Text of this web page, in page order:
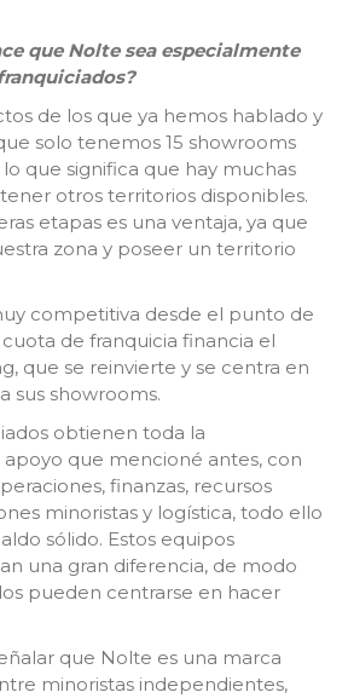
que Nolte sea especialmente
de los que ya hemos hablado y
solo tenemos 15 showrooms
que significa que hay muchas
otros territorios disponibles.
etapas es una ventaja, ya que
zona y poseer un territorio
competitiva desde el punto de
de franquicia financia el
que se reinvierte y se centra en
sus showrooms.
obtienen toda la
apoyo que mencioné antes, con
finanzas, recursos
minoristas y logística, todo ello
sólido. Estos equipos
una gran diferencia, de modo
pueden centrarse en hacer
que Nolte es una marca
minoristas independientes,